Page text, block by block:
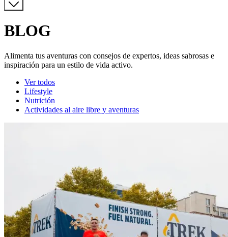
BLOG
Alimenta tus aventuras con consejos de expertos, ideas sabrosas e
inspiración para un estilo de vida activo.
CategoryVer todos
Lifestyle
Nutrición
Actividades al aire libre y aventuras